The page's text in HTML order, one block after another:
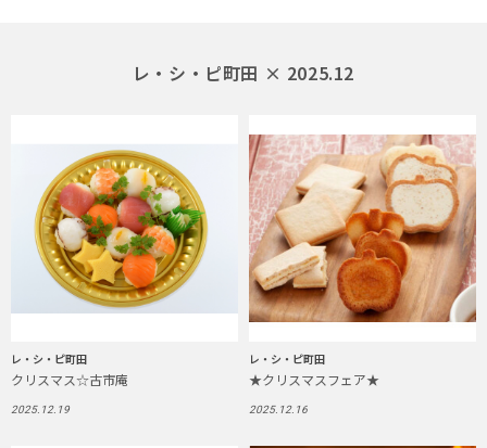
レ・シ・ピ町田 × 2025.12
レ・シ・ピ町田
クリスマス☆古市庵
2025.12.19
レ・シ・ピ町田
★クリスマスフェア★
2025.12.16